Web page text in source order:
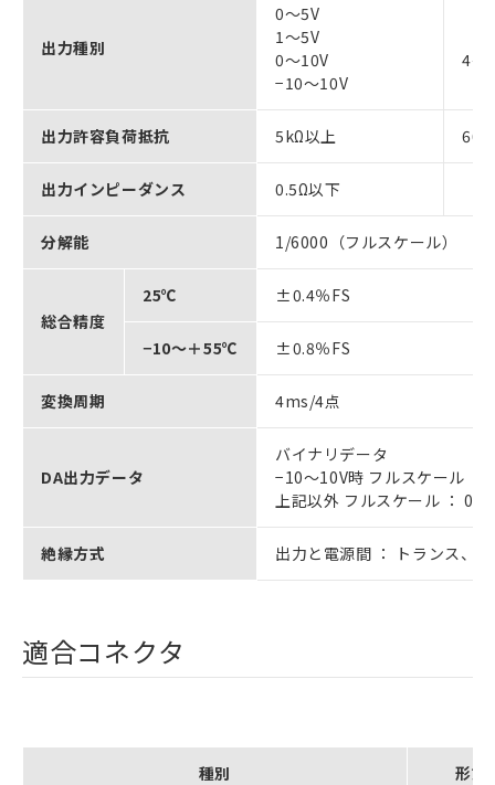
出力種別
0～5V
1～5V
0～10V
−10～10V
4～
出力許容負荷抵抗 5kΩ以上
出力インピーダンス 0.5Ω以下
分解能 1/6000（フルスケール）
総合精度
25℃ ±0.4％FS
−10～＋55℃ ±0.8％FS
変換周期 4ms/4点
DA出力データ
バイナリデータ
−10～10V時 フルスケール ：
上記以外 フルスケール ：
絶縁方式 出力と電源間 ： トランス、
適合コネクタ
種別 形式